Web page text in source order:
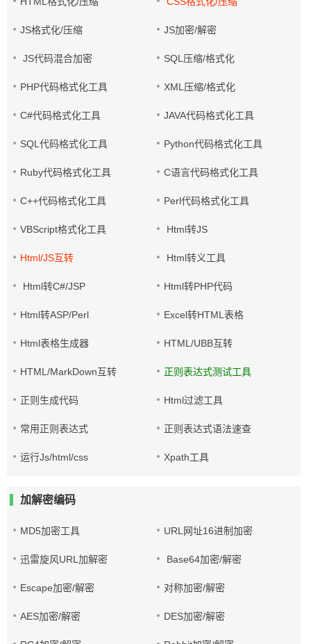
JS格式化/压缩 JS加密/解密
JS代码混合加密 SQL压缩/格式化
PHP代码格式化工具 XML压缩/格式化
C#代码格式化工具 JAVA代码格式化工具
SQL代码格式化工具 Python代码格式化工具
Ruby代码格式化工具 C语言代码格式化工具
C++代码格式化工具 Perl代码格式化工具
VBScript格式化工具 Html转JS
Html/JS互转 Html转义工具
Html转C#/JSP Html转PHP代码
Html转ASP/Perl Excel转HTML表格
Html表格生成器 HTML/UBB互转
HTML/MarkDown互转 正则表达式测试工具
正则生成代码 Html过滤工具
常用正则表达式 正则表达式语法速查
运行Js/html/css Xpath工具
加解密编码
MD5加密工具 URL网址16进制加密
迅雷旋风URL加解密 Base64加密/解密
Escape加密/解密 对称加密/解密
AES加密/解密 DES加密/解密